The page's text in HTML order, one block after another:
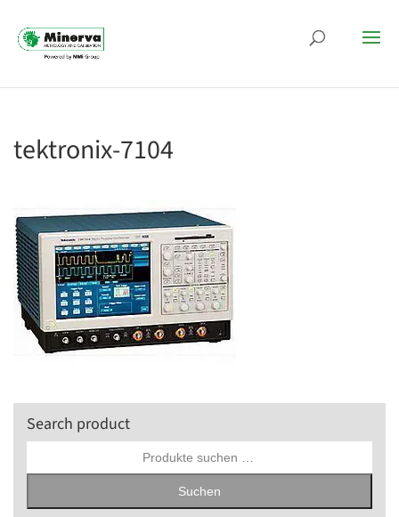
tektronix-7104
Search product
Suchen